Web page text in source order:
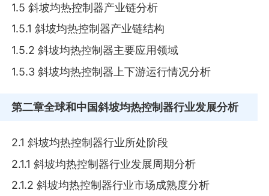
1.5 斜坡均热控制器产业链分析
1.5.1 斜坡均热控制器产业链结构
1.5.2 斜坡均热控制器主要应用领域
1.5.3 斜坡均热控制器上下游运行情况分析
第二章全球和中国斜坡均热控制器行业发展分析
2.1 斜坡均热控制器行业所处阶段
2.1.1 斜坡均热控制器行业发展周期分析
2.1.2 斜坡均热控制器行业市场成熟度分析